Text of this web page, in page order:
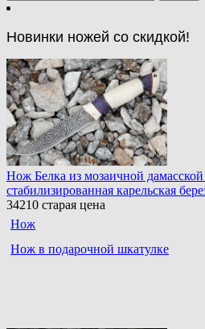
Новинки ножей со скидкой!
Нож Белка из мозаичной дамасской
стабилизированная карельская
34210 старая цена
Нож
Нож в подарочной шкатулке